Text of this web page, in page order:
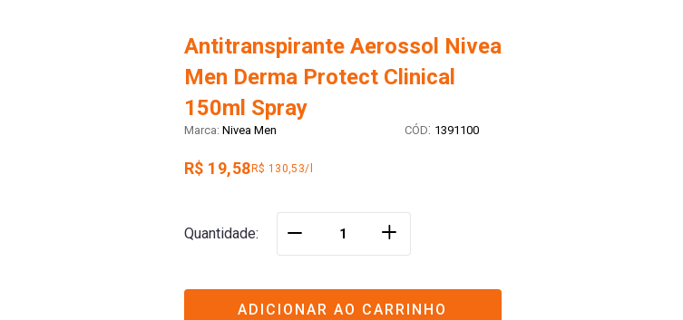
Antitranspirante Aerossol Nivea
Men Derma Protect Clinical
150ml Spray
Nivea Men : 1391100
R$ 19,58R$ 130,53/l
Quantidade ＋
ADICIONAR AO CARRINHO